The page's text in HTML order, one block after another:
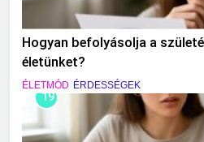
Hogyan befolyásolja a
életünket?
ÉLETMÓD ÉRDESSÉGEK
19